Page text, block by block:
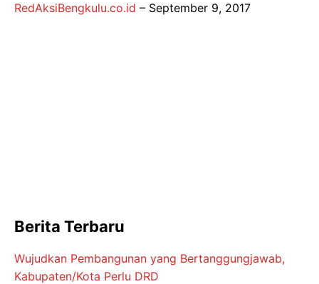
RedAksiBengkulu.co.id – September 9, 2017
Berita Terbaru
Wujudkan Pembangunan yang Bertanggungjawab,
Kabupaten/Kota Perlu DRD